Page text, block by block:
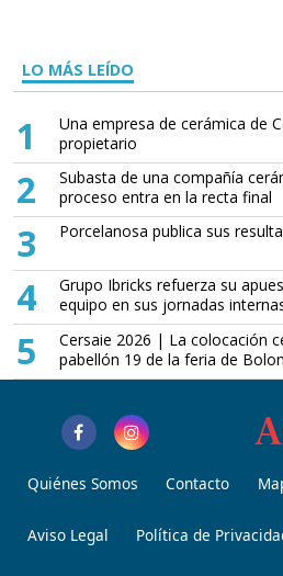
LO MÁS LEÍDO
1
Una empresa de cerámica de
propietario
2
Subasta de una compañía
proceso entra en la recta final
3 Porcelanosa publica sus
4
Grupo Ibricks refuerza su
equipo en sus jornadas
5
Cersaie 2026 | La colocación
pabellón 19 de la feria de
Quiénes Somos Contacto
Aviso Legal Política de